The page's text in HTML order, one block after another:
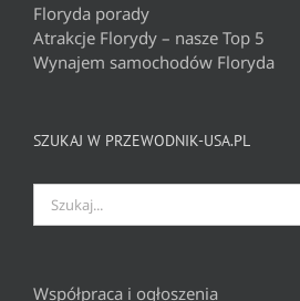
Floryda porady
Atrakcje Florydy – nasze Top 5
Wynajem samochodów Floryda
SZUKAJ W PRZEWODNIK-USA.PL
Szukaj
Współpraca i ogłoszenia